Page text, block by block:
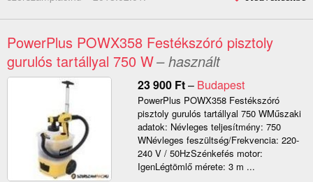
PowerPlus POWX358 Festékszóró pisztoly
gurulós tartállyal 750 W– használt
23 900 Ft– Budapest
PowerPlus POWX358 Festékszóró
pisztoly gurulós tartállyal 750 WMűszaki
adatok: Névleges teljesítmény: 750
WNévleges feszültség/Frekvencia: 220-
240 V / 50HzSzénkefés motor:
IgenLégtömlő mérete: 3 m ...